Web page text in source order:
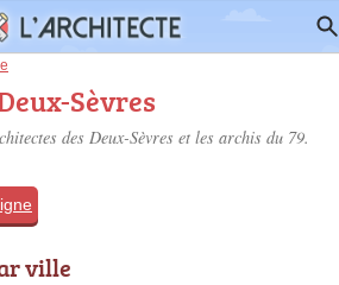
Sèvres
des Deux-Sèvres et les archis du 79.
ville